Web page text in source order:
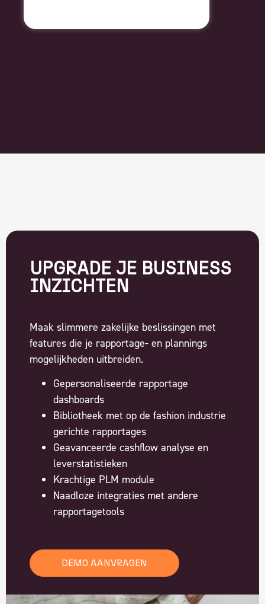
UPGRADE JE BUSINESS
INZICHTEN
Maak slimmere zakelijke beslissingen met
features die je rapportage- en plannings
mogelijkheden uitbreiden.
Gepersonaliseerde rapportage
dashboards
Bibliotheek met op de fashion industrie
gerichte rapportages
Geavanceerde cashflow analyse en
leverstatistieken
Krachtige PLM module
Naadloze integraties met andere
rapportagetools
DEMO AANVRAGEN